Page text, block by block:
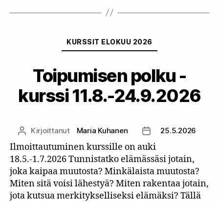
KURSSIT ELOKUU 2026
Toipumisen polku -
kurssi 11.8.-24.9.2026
Kirjoittaja
Kirjoittanut Maria Kuhanen Julkaisupäivämäärä
25.5.2026
Ilmoittautuminen kurssille on auki
18.5.-1.7.2026 Tunnistatko elämässäsi jotain,
joka kaipaa muutosta? Minkälaista muutosta?
Miten sitä voisi lähestyä? Miten rakentaa jotain,
jota kutsua merkitykselliseksi elämäksi? Tällä